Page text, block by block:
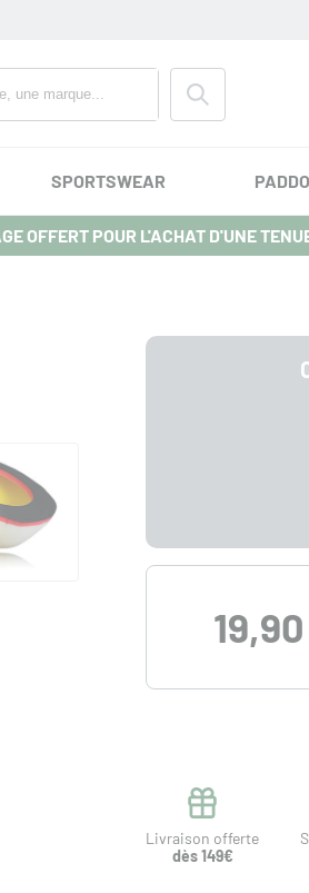
SPORTSWEAR
OFFERT POUR L'ACHAT D'UNE
Livraison offerte
dès 149€